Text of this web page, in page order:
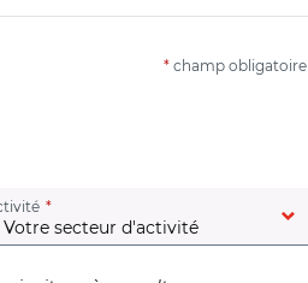
* champ obligatoire
(champ obligatoire)